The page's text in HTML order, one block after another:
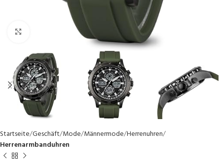
Startseite Geschäft Mode Männermode Herrenuhren
Herrenarmbanduhren